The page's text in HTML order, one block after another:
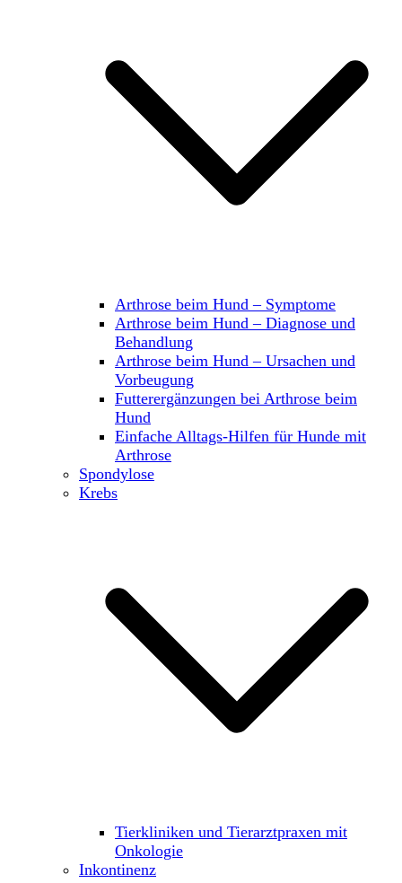
Arthrose beim Hund – Symptome
Arthrose beim Hund – Diagnose und
Behandlung
Arthrose beim Hund – Ursachen und
Vorbeugung
Futterergänzungen bei Arthrose beim
Hund
Einfache Alltags-Hilfen für Hunde mit
Arthrose
Spondylose
Krebs
Tierkliniken und Tierarztpraxen mit
Onkologie
Inkontinenz